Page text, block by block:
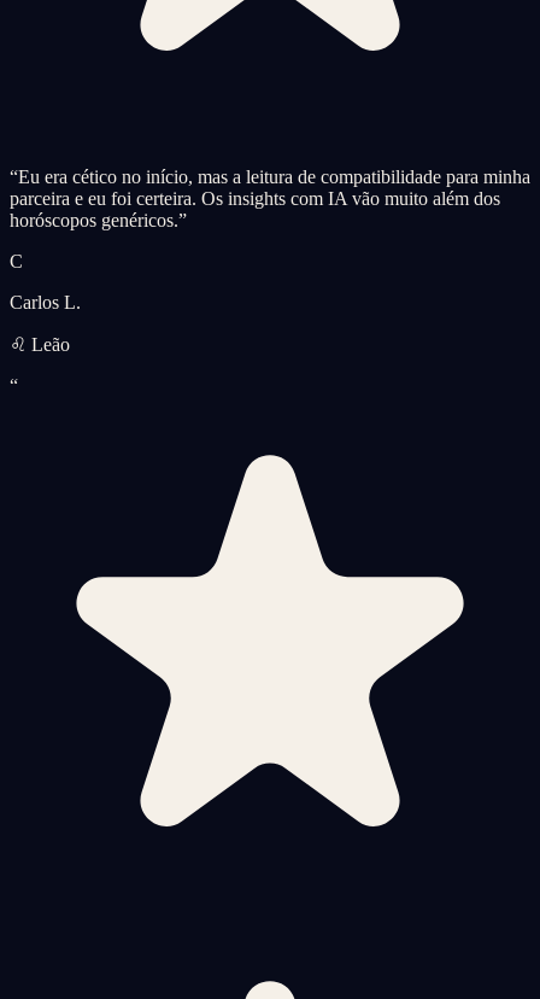
“Eu era cético no início, mas a leitura de compatibilidade para minha
parceira e eu foi certeira. Os insights com IA vão muito além dos
horóscopos genéricos.”
C
Carlos L.
♌ Leão
“